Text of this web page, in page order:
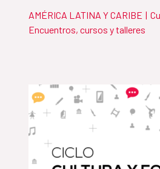
AMÉRICA LATINA Y CARIBE |
Encuentros, cursos y talleres